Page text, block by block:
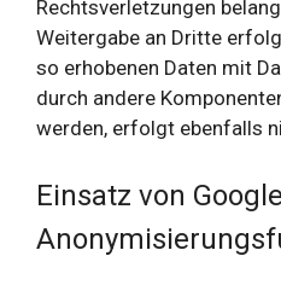
Rechtsverletzungen
Weitergabe an Dritte
so erhobenen Daten mit
durch andere
werden, erfolgt ebenfalls
Einsatz von